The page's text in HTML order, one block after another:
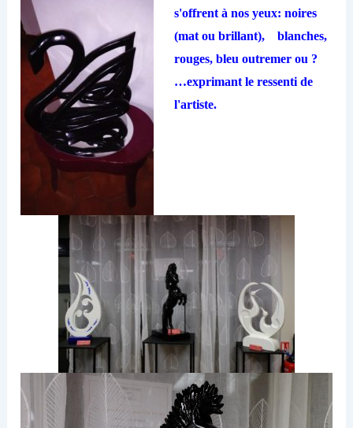
s'offrent à nos yeux: noires
(mat ou brillant), blanches,
rouges, bleu outremer ou ?
…exprimant le ressenti de
l'artiste.